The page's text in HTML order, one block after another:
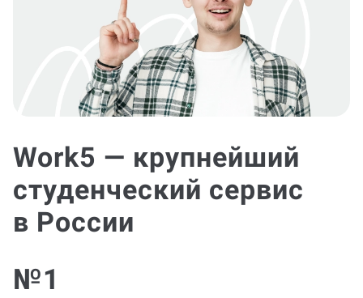
Work5 — крупнейший
студенческий сервис
в России
№1